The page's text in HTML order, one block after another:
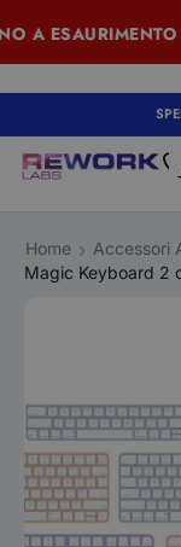
ESAURIMENTO
Home
Accessori
Magic Keyboard 2